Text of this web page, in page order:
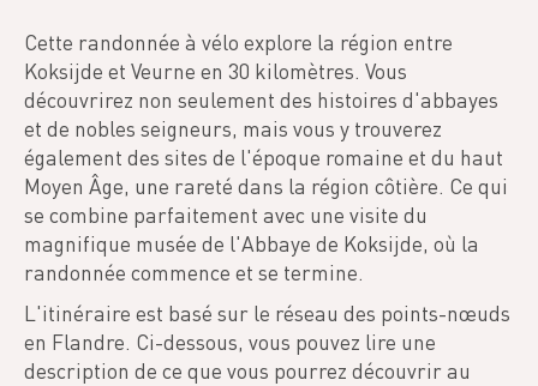
Cette randonnée à vélo explore la région entre
Koksijde et Veurne en 30 kilomètres. Vous
découvrirez non seulement des histoires d'abbayes
et de nobles seigneurs, mais vous y trouverez
également des sites de l'époque romaine et du haut
Moyen Âge, une rareté dans la région côtière. Ce qui
se combine parfaitement avec une visite du
magnifique musée de l'Abbaye de Koksijde, où la
randonnée commence et se termine.
L'itinéraire est basé sur le réseau des points-nœuds
en Flandre. Ci-dessous, vous pouvez lire une
description de ce que vous pourrez découvrir au